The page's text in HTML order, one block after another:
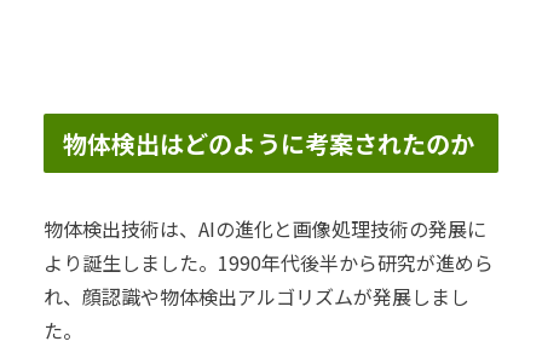
物体検出はどのように考案されたのか
物体検出技術は、AIの進化と画像処理技術の発展に
より誕生しました。1990年代後半から研究が進めら
れ、顔認識や物体検出アルゴリズムが発展しまし
た。